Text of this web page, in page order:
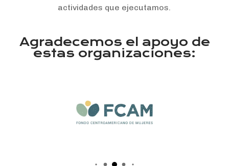
actividades que ejecutamos.
Agradecemos el apoyo de
estas organizaciones: